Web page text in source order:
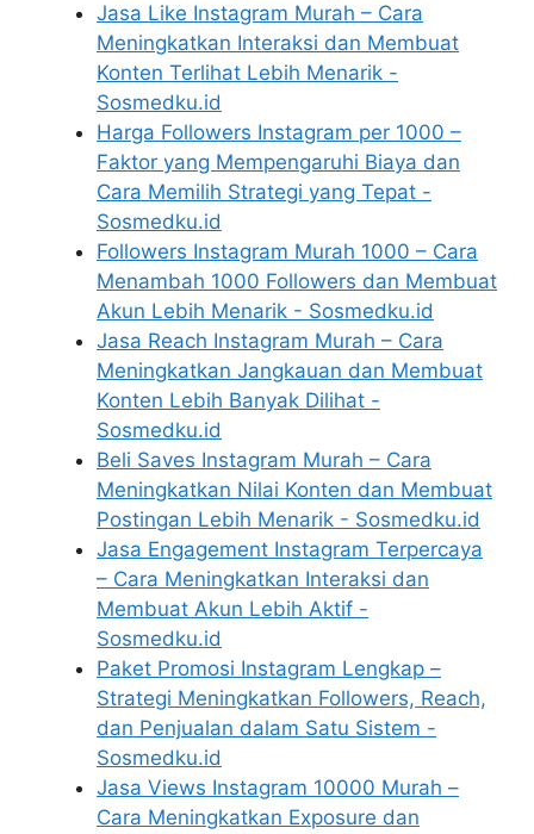
Jasa Like Instagram Murah – Cara
Meningkatkan Interaksi dan Membuat
Konten Terlihat Lebih Menarik -
Sosmedku.id
Harga Followers Instagram per 1000 –
Faktor yang Mempengaruhi Biaya dan
Cara Memilih Strategi yang Tepat -
Sosmedku.id
Followers Instagram Murah 1000 – Cara
Menambah 1000 Followers dan Membuat
Akun Lebih Menarik - Sosmedku.id
Jasa Reach Instagram Murah – Cara
Meningkatkan Jangkauan dan Membuat
Konten Lebih Banyak Dilihat -
Sosmedku.id
Beli Saves Instagram Murah – Cara
Meningkatkan Nilai Konten dan Membuat
Postingan Lebih Menarik - Sosmedku.id
Jasa Engagement Instagram Terpercaya
– Cara Meningkatkan Interaksi dan
Membuat Akun Lebih Aktif -
Sosmedku.id
Paket Promosi Instagram Lengkap –
Strategi Meningkatkan Followers, Reach,
dan Penjualan dalam Satu Sistem -
Sosmedku.id
Jasa Views Instagram 10000 Murah –
Cara Meningkatkan Exposure dan